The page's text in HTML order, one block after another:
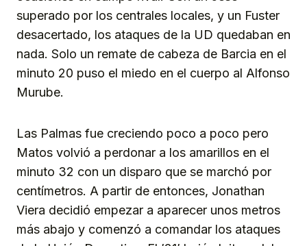
superado por los centrales locales, y un Fuster
desacertado, los ataques de la UD quedaban en
nada. Solo un remate de cabeza de Barcia en el
minuto 20 puso el miedo en el cuerpo al Alfonso
Murube.
Las Palmas fue creciendo poco a poco pero
Matos volvió a perdonar a los amarillos en el
minuto 32 con un disparo que se marchó por
centímetros. A partir de entonces, Jonathan
Viera decidió empezar a aparecer unos metros
más abajo y comenzó a comandar los ataques